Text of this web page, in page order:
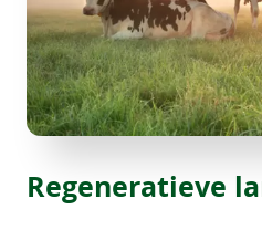
Regeneratieve